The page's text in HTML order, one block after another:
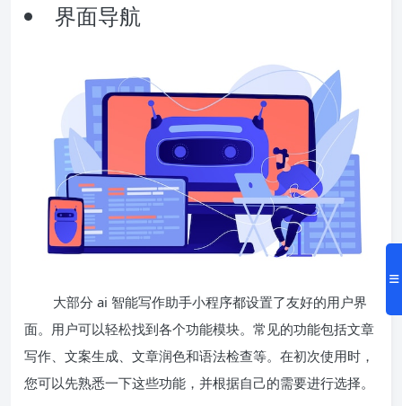
界面导航
大部分 ai 智能写作助手小程序都设置了友好的用户界
面。用户可以轻松找到各个功能模块。常见的功能包括文章
写作、文案生成、文章润色和语法检查等。在初次使用时，
您可以先熟悉一下这些功能，并根据自己的需要进行选择。